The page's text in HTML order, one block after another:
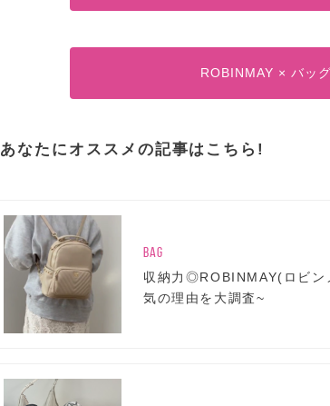
ROBINMAY × バッ
あなたにオススメの記事はこちら!
BAG
収納力◎ROBINMAY(ロビン
気の理由を大調査~